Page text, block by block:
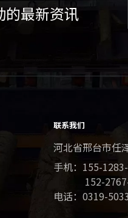
的最新资讯
联系我们
河北省邢台市任
手机： 155-
152-2767-
电话：0319-